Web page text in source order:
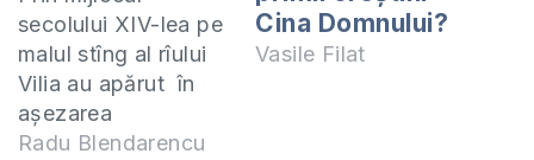
secolului XIV-lea pe
malul stîng al rîului
Vilia au apărut în
aşezarea
Grumăzeni, primii
Radu Blendarencu
Cina Domnului?
Vasile Filat